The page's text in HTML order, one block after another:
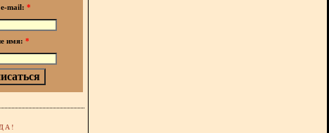
mail: *
имя: *